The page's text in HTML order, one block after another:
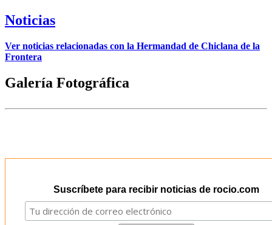
Noticias
Ver noticias relacionadas con la Hermandad de Chiclana de la
Frontera
Galería Fotográfica
Suscríbete para recibir noticias de rocio.com